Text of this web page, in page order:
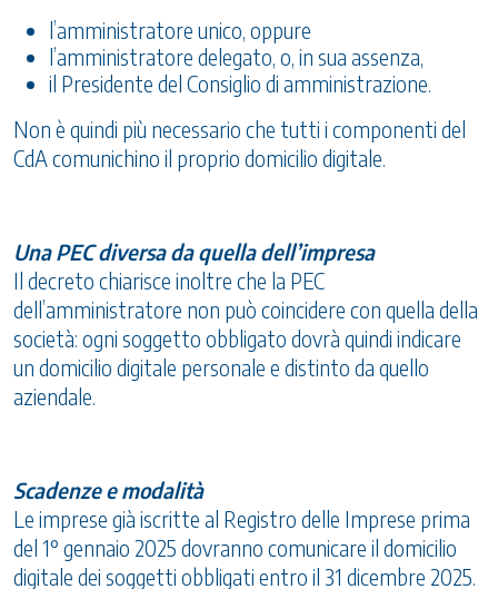
l’amministratore unico, oppure
l’amministratore delegato, o, in sua assenza,
il Presidente del Consiglio di amministrazione.
Non è quindi più necessario che tutti i componenti del
CdA comunichino il proprio domicilio digitale.
Una PEC diversa da quella dell’impresa
Il decreto chiarisce inoltre che la PEC
dell’amministratore non può coincidere con quella della
società: ogni soggetto obbligato dovrà quindi indicare
un domicilio digitale personale e distinto da quello
aziendale.
Scadenze e modalità
Le imprese già iscritte al Registro delle Imprese prima
del 1° gennaio 2025 dovranno comunicare il domicilio
digitale dei soggetti obbligati entro il 31 dicembre 2025.